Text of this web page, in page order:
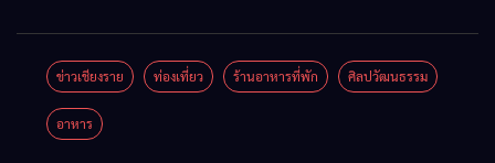
เชียงราย
เมื่อ
รวมของดี
สินค้าเด่น
Coffee
Festival
ลุ่มน้ำกก
ยื่น 5 ข้อ
ข่าวเชียงราย ท่องเที่ยว ร้านอาหารที่พัก ศิลปวัฒนธรรม
อาหาร